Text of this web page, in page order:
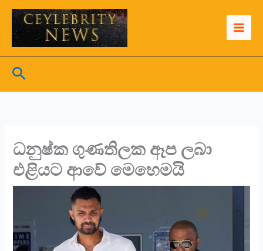
Skip
content
Search
ධනුෂ්ක ගුණතිලක ඈප ලබා
එළියට ආවේ මෙහෙමයි